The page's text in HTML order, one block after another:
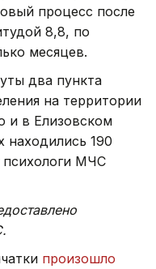
процесс после
8,8, по
месяцев.
два пункта
на территории
и в Елизовском
находились 190
МЧС
произошло